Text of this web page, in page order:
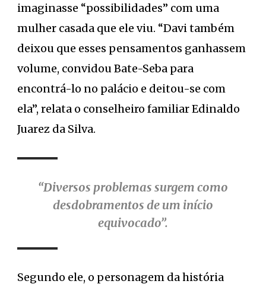
imaginasse “possibilidades” com uma
mulher casada que ele viu. “Davi também
deixou que esses pensamentos ganhassem
volume, convidou Bate-Seba para
encontrá-lo no palácio e deitou-se com
ela”, relata o conselheiro familiar Edinaldo
Juarez da Silva.
“Diversos problemas surgem como
desdobramentos de um início
equivocado”.
Segundo ele, o personagem da história